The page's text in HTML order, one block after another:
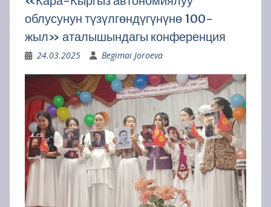
облусунун түзүлгөндүгүнүнө 100-
жыл» аталышындагы конференция
24.03.2025 Begimai Joroeva